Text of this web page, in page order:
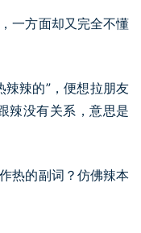
一方面却又完全不懂
辣辣的”，便想拉朋友
辣没有关系，意思是
热的副词？仿佛辣本